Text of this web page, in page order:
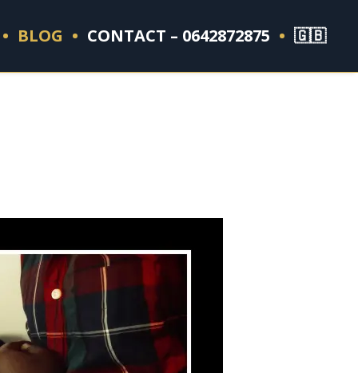
BLOG CONTACT – 0642872875 🇬🇧